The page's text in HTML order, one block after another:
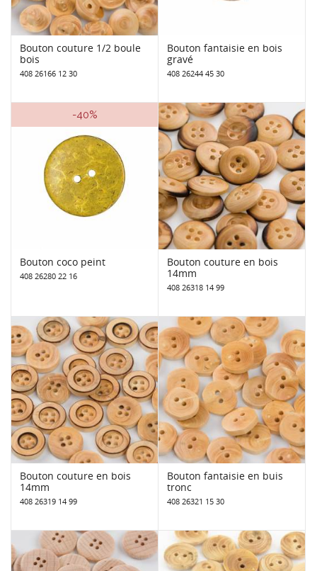
Bouton couture 1/2 boule
bois
408 26166 12 30
Bouton fantaisie en bois
gravé
408 26244 45 30
-40%
Bouton coco peint
408 26280 22 16
Bouton couture en bois
14mm
408 26318 14 99
Bouton couture en bois
14mm
408 26319 14 99
Bouton fantaisie en buis
tronc
408 26321 15 30